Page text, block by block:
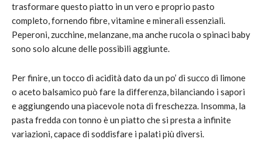
trasformare questo piatto in un vero e proprio pasto
completo, fornendo fibre, vitamine e minerali essenziali.
Peperoni, zucchine, melanzane, ma anche rucola o spinaci baby
sono solo alcune delle possibili aggiunte.
Per finire, un tocco di acidità dato da un po’ di succo di limone
o aceto balsamico può fare la differenza, bilanciando i sapori
e aggiungendo una piacevole nota di freschezza. Insomma, la
pasta fredda con tonno è un piatto che si presta a infinite
variazioni, capace di soddisfare i palati più diversi.